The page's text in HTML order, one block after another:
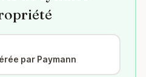
par Paymann